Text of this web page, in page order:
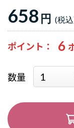
658 円
ポイント 6
数量